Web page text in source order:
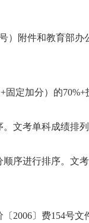
）附件和教育部办
固定加分）的70%+
文考单科成绩排列
序进行排序。文
〔 2006〕费154号文